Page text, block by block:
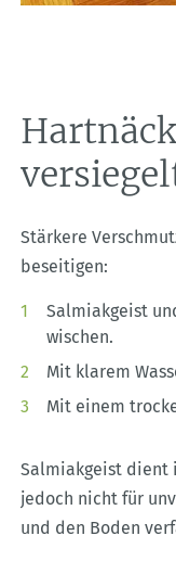
Stärkere
beseitigen:
Salmiakgeist
wischen.
Mit klarem
Mit einem
Salmiakgeist dient
jedoch nicht für
und den Boden